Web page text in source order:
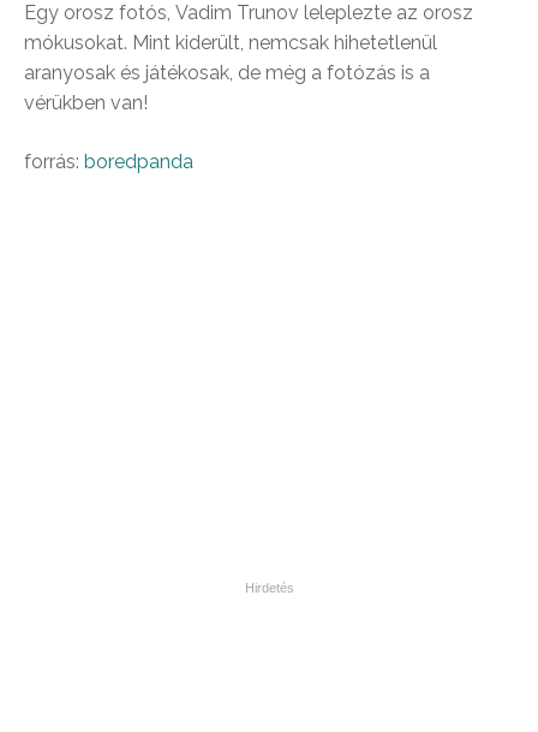
Egy orosz fotós, Vadim Trunov leleplezte az orosz
mókusokat. Mint kiderült, nemcsak hihetetlenül
aranyosak és játékosak, de még a fotózás is a
vérükben van!
forrás: boredpanda